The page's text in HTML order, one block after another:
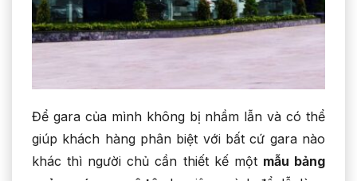
Để gara của mình không bị nhầm lẫn và có thể
giúp khách hàng phân biệt với bất cứ gara nào
khác thì người chủ cần thiết kế một mẫu bảng